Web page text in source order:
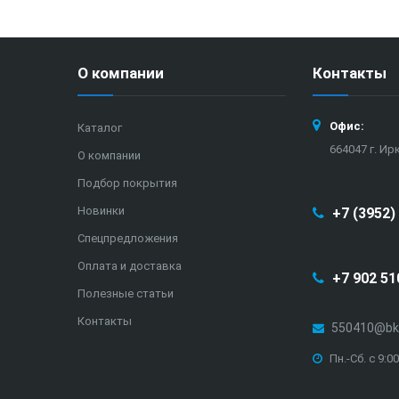
О компании
Каталог
О компании
Подбор покрытия
Новинки
Спецпредложения
Оплата и доставка
Полезные статьи
Контакты
Контакты
Офис:
664047 г.
+7
+7 902
Пн.-Сб. с